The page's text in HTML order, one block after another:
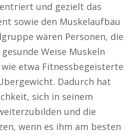
und gezielt das
sowie den Muskelaufbau
wären Personen, die
Weise Muskeln
etwa Fitnessbegeisterte
Dadurch hat
sich in seinem
und die
wenn es ihm am besten